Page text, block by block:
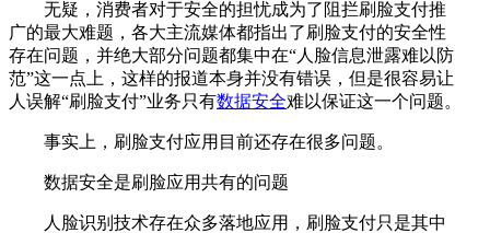
无疑，消费者对于安全的担忧成为了阻拦刷脸支付推
广的最大难题，各大主流媒体都指出了刷脸支付的安全性
存在问题，并绝大部分问题都集中在“人脸信息泄露难以防
范”这一点上，这样的报道本身并没有错误，但是很容易让
人误解“刷脸支付”业务只有数据安全难以保证这一个问题。
事实上，刷脸支付应用目前还存在很多问题。
数据安全是刷脸应用共有的问题
人脸识别技术存在众多落地应用，刷脸支付只是其中